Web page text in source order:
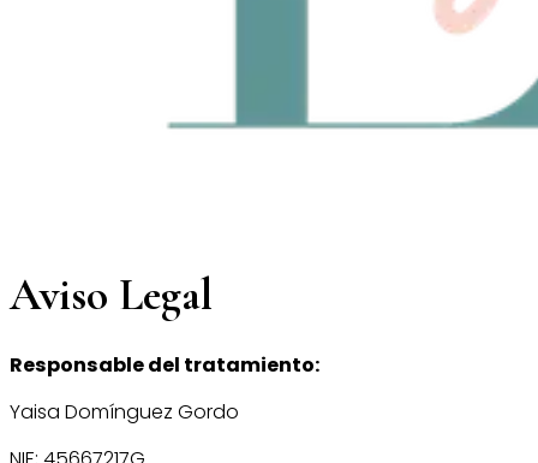
Aviso Legal
Responsable del tratamiento:
Yaisa Domínguez Gordo